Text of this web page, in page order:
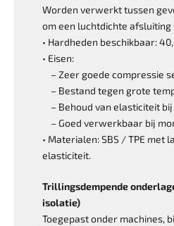
Worden verwerkt tussen
om een luchtdichte
• Hardheden beschikbaar:
• Eisen:
– Zeer goede compressie
– Bestand tegen grote
– Behoud van elasticiteit
– Goed verwerkbaar bij
• Materialen: SBS / TPE met
elasticiteit.
Trillingsdempende
isolatie)
Toegepast onder machines,